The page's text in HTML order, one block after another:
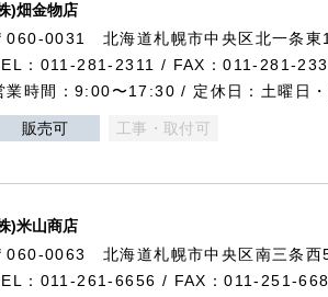
)畑金物店
060-0031 北海道札幌市中央区北一条東
：011-281-2311 / FAX：011-281-
業時間：9:00〜17:30 / 定休日：土曜日・
販売可 工事・取付可
)米山商店
060-0063 北海道札幌市中央区南三条西
：011-261-6656 / FAX：011-251-